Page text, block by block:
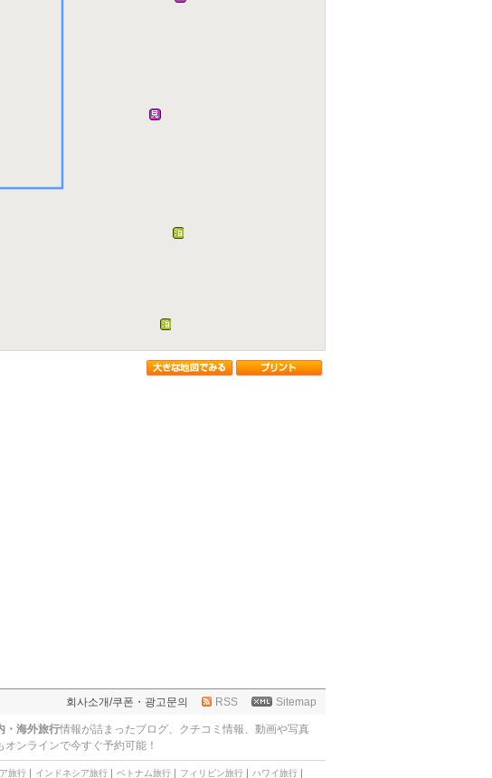
회사소개/쿠폰・광고문의 RSS Sitemap
・海外旅行情報が詰まったブログ、クチコミ情報、動画や写真
オンラインで今すぐ予約可能！
旅行 インドネシア旅行 ベトナム旅行 フィリピン旅行 ハワイ旅行